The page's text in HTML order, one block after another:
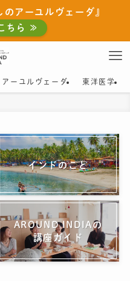
アーユルヴェーダ』
ちら ≫
アーユルヴェーダ 東洋医学
インドのこと
AROUND INDIAの
講座ガイド